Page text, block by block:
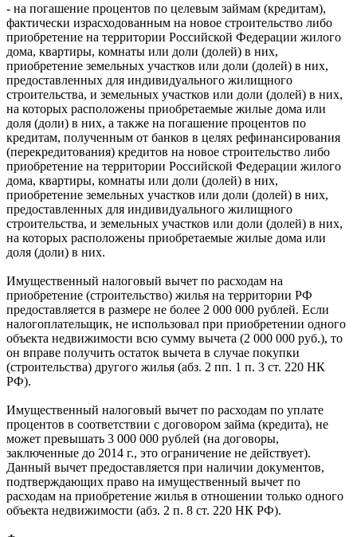
- на погашение процентов по целевым займам (кредитам),
фактически израсходованным на новое строительство либо
приобретение на территории Российской Федерации жилого
дома, квартиры, комнаты или доли (долей) в них,
приобретение земельных участков или доли (долей) в них,
предоставленных для индивидуального жилищного
строительства, и земельных участков или доли (долей) в них,
на которых расположены приобретаемые жилые дома или
доля (доли) в них, а также на погашение процентов по
кредитам, полученным от банков в целях рефинансирования
(перекредитования) кредитов на новое строительство либо
приобретение на территории Российской Федерации жилого
дома, квартиры, комнаты или доли (долей) в них,
приобретение земельных участков или доли (долей) в них,
предоставленных для индивидуального жилищного
строительства, и земельных участков или доли (долей) в них,
на которых расположены приобретаемые жилые дома или
доля (доли) в них.
Имущественный налоговый вычет по расходам на
приобретение (строительство) жилья на территории РФ
предоставляется в размере не более 2 000 000 рублей. Если
налогоплательщик, не использовал при приобретении одного
объекта недвижимости всю сумму вычета (2 000 000 руб.), то
он вправе получить остаток вычета в случае покупки
(строительства) другого жилья (абз. 2 пп. 1 п. 3 ст. 220 НК
РФ).
Имущественный налоговый вычет по расходам по уплате
процентов в соответствии с договором займа (кредита), не
может превышать 3 000 000 рублей (на договоры,
заключенные до 2014 г., это ограничение не действует).
Данный вычет предоставляется при наличии документов,
подтверждающих право на имущественный вычет по
расходам на приобретение жилья в отношении только одного
объекта недвижимости (абз. 2 п. 8 ст. 220 НК РФ).